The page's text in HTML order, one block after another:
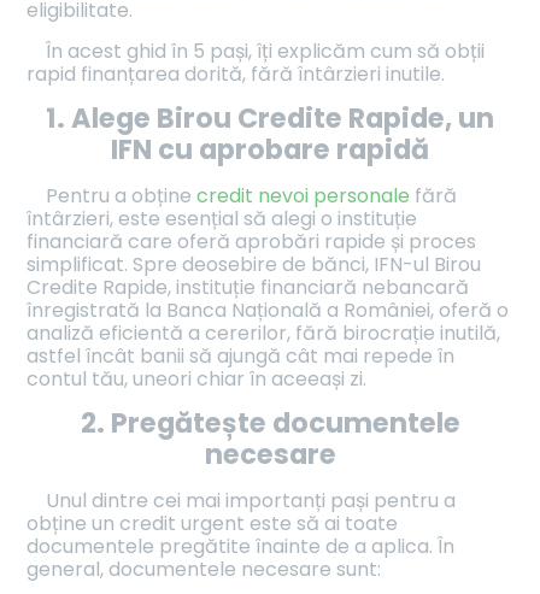
eligibilitate.
În acest ghid în 5 pași, îți explicăm cum să obții
rapid finanțarea dorită, fără întârzieri inutile.
1. Alege Birou Credite Rapide, un
IFN cu aprobare rapidă
Pentru a obținecredit nevoi personale fără
întârzieri, este esențial să alegi o instituție
financiară care oferă aprobări rapide și proces
simplificat. Spre deosebire de bănci, IFN-ul Birou
Credite Rapide, instituție financiară nebancară
înregistrată la Banca Națională a României, oferă o
analiză eficientă a cererilor, fără birocrație inutilă,
astfel încât banii să ajungă cât mai repede în
contul tău, uneori chiar în aceeași zi.
2. Pregătește documentele
necesare
Unul dintre cei mai importanți pași pentru a
obține un credit urgent este să ai toate
documentele pregătite înainte de a aplica. În
general, documentele necesare sunt: